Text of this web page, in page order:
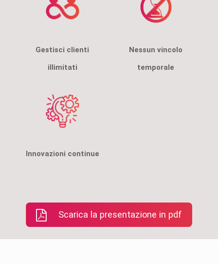
Scarica la presentazione in pdf